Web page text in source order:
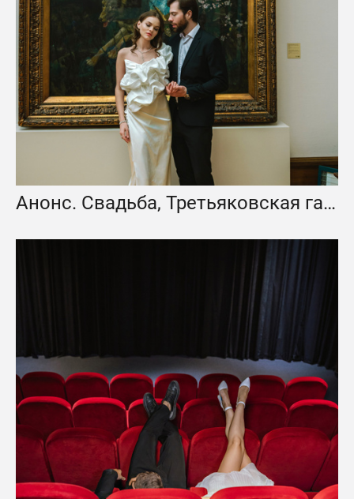
Анонс. Свадьба, Третьяковская галерея